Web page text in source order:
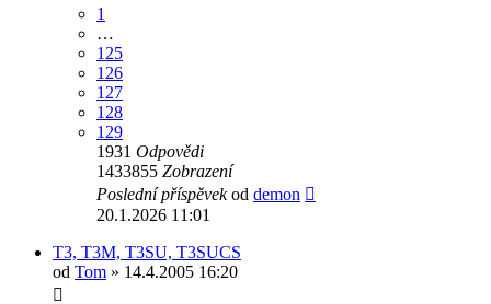
1
…
125
126
127
128
129
1931 Odpovědi
1433855 Zobrazení
Poslední příspěvekod demon
20.1.2026 11:01
T3, T3M, T3SU, T3SUCS
od Tom » 14.4.2005 16:20